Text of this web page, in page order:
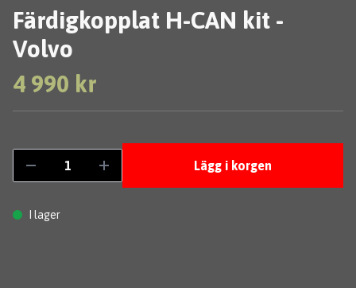
Färdigkopplat H-CAN kit -
Volvo
4 990 kr
Lägg i korgen
I lager